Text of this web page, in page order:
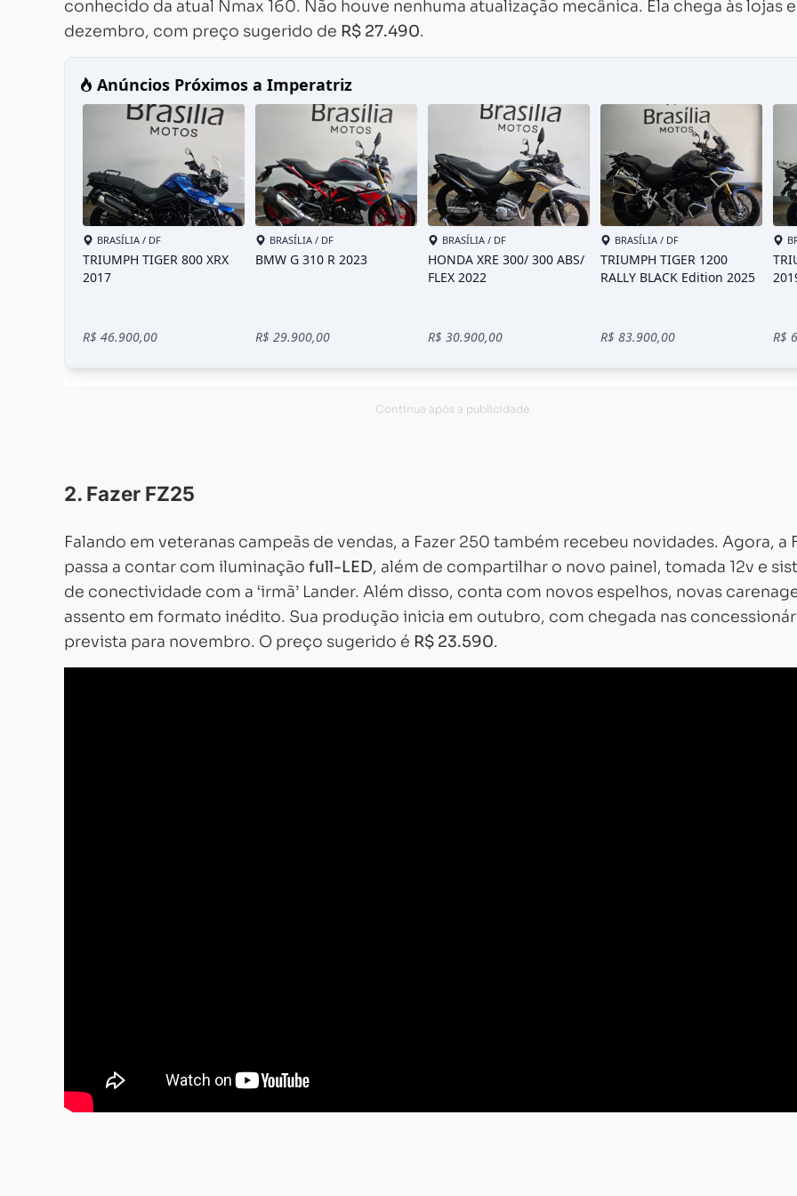
conhecido da atual Nmax 160. Não houve nenhuma atualização mecânica. Ela chega às lojas
dezembro, com preço sugerido de R$ 27.490.
2. Fazer FZ25
Falando em veteranas campeãs de vendas, a Fazer 250 também recebeu novidades. Agora, a
passa a contar com iluminação full-LED, além de compartilhar o novo painel, tomada 12v e
de conectividade com a ‘irmã’ Lander. Além disso, conta com novos espelhos, novas
assento em formato inédito. Sua produção inicia em outubro, com chegada nas
prevista para novembro. O preço sugerido é R$ 23.590.